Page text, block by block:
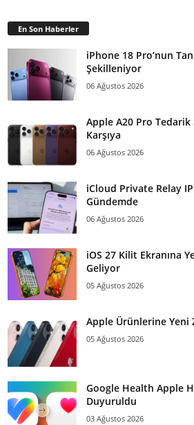
En Son Haberler
iPhone 18 Pro’nun
Şekilleniyor
06 Ağustos 2026
Apple A20 Pro Tedarik
Karşıya
06 Ağustos 2026
iCloud Private Relay IP
Gündemde
06 Ağustos 2026
iOS 27 Kilit Ekranına
Geliyor
05 Ağustos 2026
Apple Ürünlerine Yeni
05 Ağustos 2026
Google Health Apple
Duyuruldu
03 Ağustos 2026